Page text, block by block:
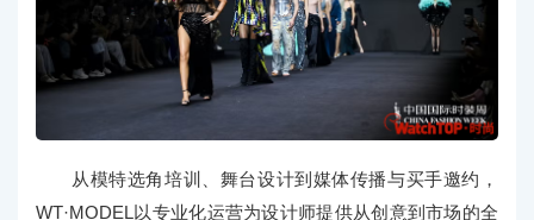
从模特选角培训、舞台设计到媒体传播与买手邀约，
WT·MODEL以专业化运营为设计师提供从创意到市场的全